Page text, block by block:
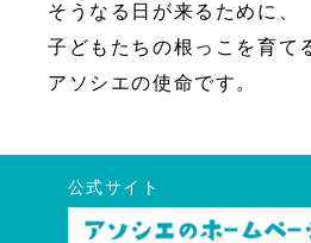
そうなる日が来るために、
子どもたちの根っこを育て
アソシエの使命です。
公式サイト